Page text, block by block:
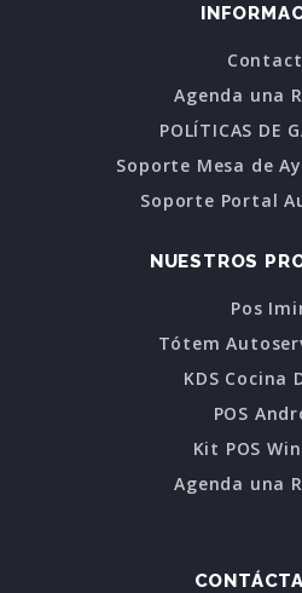
Agenda una
POLÍTICAS DE
Soporte Mesa de
Soporte Portal
NUESTROS
Pos
Tótem
KDS Cocina
POS
Kit POS
Agenda una